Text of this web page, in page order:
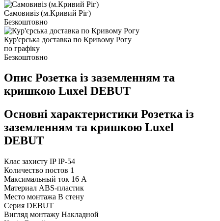
Самовивіз (м.Кривий Ріг)
Безкоштовно
Кур'єрська доставка по Кривому Рогу
по графіку
Безкоштовно
Опис Розетка із заземленням та
кришкою Luxel DEBUT
Основні характеристики Розетка із
заземленням та кришкою Luxel
DEBUT
Клас захисту IP IP-54
Количество постов 1
Максимальный ток 16 А
Материал ABS-пластик
Место монтажа В стену
Серия DEBUT
Вигляд монтажу Накладной